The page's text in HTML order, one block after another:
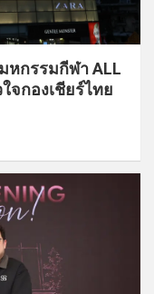
หกรรมกีฬา ALL
จกองเชียร์ไทย